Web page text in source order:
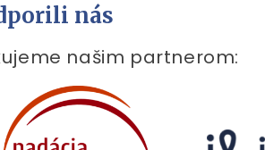
nás
našim partnerom: